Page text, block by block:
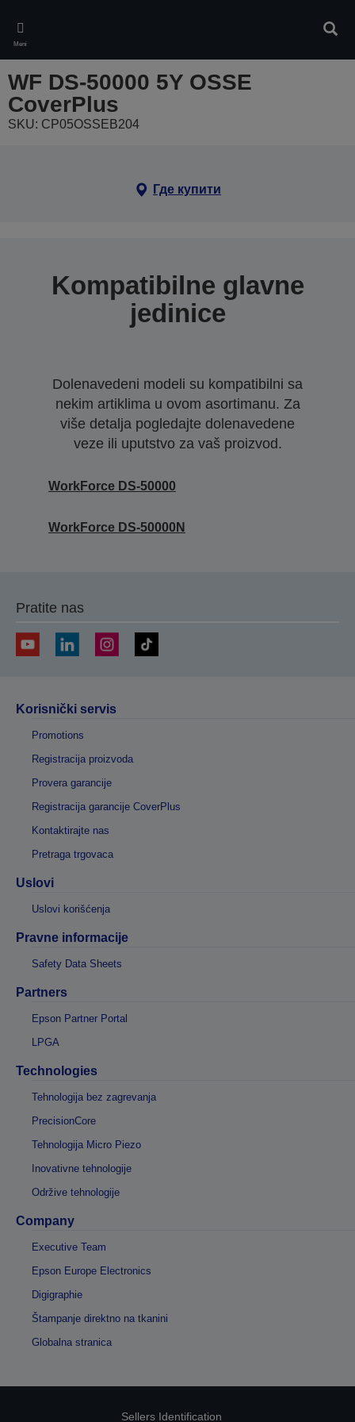
main
content
Meni
WF DS-50000 5Y OSSE
CoverPlus
SKU: CP05OSSEB204
Где купити
Kompatibilne glavne
jedinice
Dolenavedeni modeli su kompatibilni sa
nekim artiklima u ovom asortimanu. Za
više detalja pogledajte dolenavedene
veze ili uputstvo za vaš proizvod.
WorkForce DS-50000
WorkForce DS-50000N
Pratite nas
Korisnički servis
Promotions
Registracija proizvoda
Provera garancije
Registracija garancije CoverPlus
Kontaktirajte nas
Pretraga trgovaca
Uslovi
Uslovi korišćenja
Pravne informacije
Safety Data Sheets
Partners
Epson Partner Portal
LPGA
Technologies
Tehnologija bez zagrevanja
PrecisionCore
Tehnologija Micro Piezo
Inovativne tehnologije
Održive tehnologije
Company
Executive Team
Epson Europe Electronics
Digigraphie
Štampanje direktno na tkanini
Globalna stranica
Sellers Identification